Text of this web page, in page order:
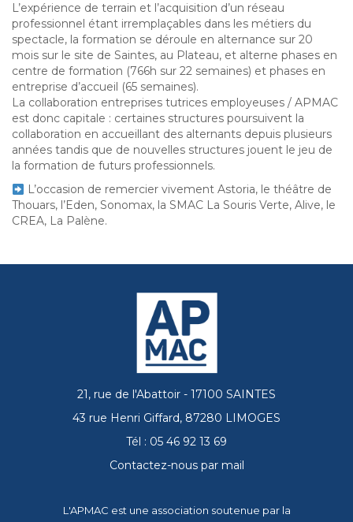
L’expérience de terrain et l’acquisition d’un réseau
professionnel étant irremplaçables dans les métiers du
spectacle, la formation se déroule en alternance sur 20
mois sur le site de Saintes, au Plateau, et alterne phases en
centre de formation (766h sur 22 semaines) et phases en
entreprise d’accueil (65 semaines).
La collaboration entreprises tutrices employeuses / APMAC
est donc capitale : certaines structures poursuivent la
collaboration en accueillant des alternants depuis plusieurs
années tandis que de nouvelles structures jouent le jeu de
la formation de futurs professionnels.
L’occasion de remercier vivement Astoria, le théâtre de
Thouars, l’Eden, Sonomax, la SMAC La Souris Verte, Alive, le
CREA, La Palène.
21, rue de l'Abattoir - 17100 SAINTES
43 rue Henri Giffard, 87280 LIMOGES
Tél : 05 46 92 13 69
Contactez-nous par mail
L'APMAC est une association soutenue par la